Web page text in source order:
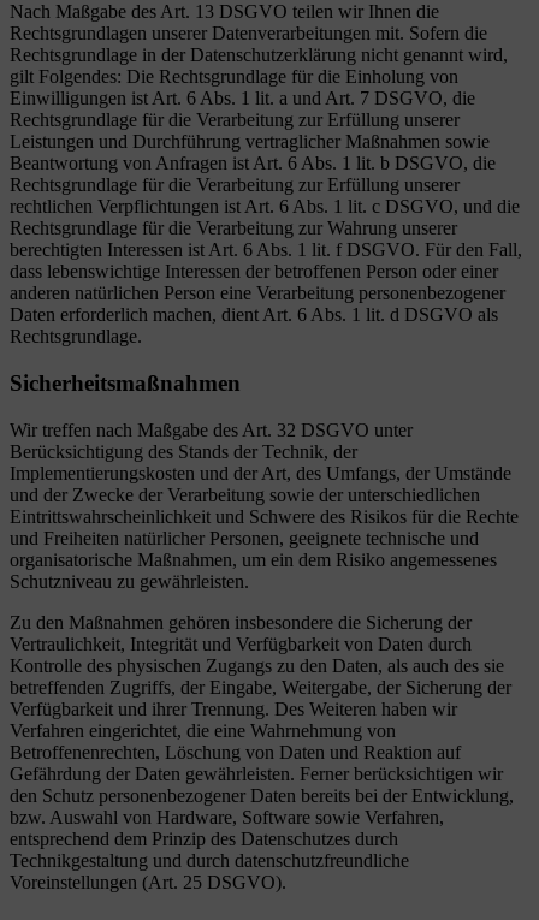
Nach Maßgabe des Art. 13 DSGVO teilen wir Ihnen die
Rechtsgrundlagen unserer Datenverarbeitungen mit. Sofern die
Rechtsgrundlage in der Datenschutzerklärung nicht genannt wird,
gilt Folgendes: Die Rechtsgrundlage für die Einholung von
Einwilligungen ist Art. 6 Abs. 1 lit. a und Art. 7 DSGVO, die
Rechtsgrundlage für die Verarbeitung zur Erfüllung unserer
Leistungen und Durchführung vertraglicher Maßnahmen sowie
Beantwortung von Anfragen ist Art. 6 Abs. 1 lit. b DSGVO, die
Rechtsgrundlage für die Verarbeitung zur Erfüllung unserer
rechtlichen Verpflichtungen ist Art. 6 Abs. 1 lit. c DSGVO, und die
Rechtsgrundlage für die Verarbeitung zur Wahrung unserer
berechtigten Interessen ist Art. 6 Abs. 1 lit. f DSGVO. Für den Fall,
dass lebenswichtige Interessen der betroffenen Person oder einer
anderen natürlichen Person eine Verarbeitung personenbezogener
Daten erforderlich machen, dient Art. 6 Abs. 1 lit. d DSGVO als
Rechtsgrundlage.
Sicherheitsmaßnahmen
Wir treffen nach Maßgabe des Art. 32 DSGVO unter
Berücksichtigung des Stands der Technik, der
Implementierungskosten und der Art, des Umfangs, der Umstände
und der Zwecke der Verarbeitung sowie der unterschiedlichen
Eintrittswahrscheinlichkeit und Schwere des Risikos für die Rechte
und Freiheiten natürlicher Personen, geeignete technische und
organisatorische Maßnahmen, um ein dem Risiko angemessenes
Schutzniveau zu gewährleisten.
Zu den Maßnahmen gehören insbesondere die Sicherung der
Vertraulichkeit, Integrität und Verfügbarkeit von Daten durch
Kontrolle des physischen Zugangs zu den Daten, als auch des sie
betreffenden Zugriffs, der Eingabe, Weitergabe, der Sicherung der
Verfügbarkeit und ihrer Trennung. Des Weiteren haben wir
Verfahren eingerichtet, die eine Wahrnehmung von
Betroffenenrechten, Löschung von Daten und Reaktion auf
Gefährdung der Daten gewährleisten. Ferner berücksichtigen wir
den Schutz personenbezogener Daten bereits bei der Entwicklung,
bzw. Auswahl von Hardware, Software sowie Verfahren,
entsprechend dem Prinzip des Datenschutzes durch
Technikgestaltung und durch datenschutzfreundliche
Voreinstellungen (Art. 25 DSGVO).